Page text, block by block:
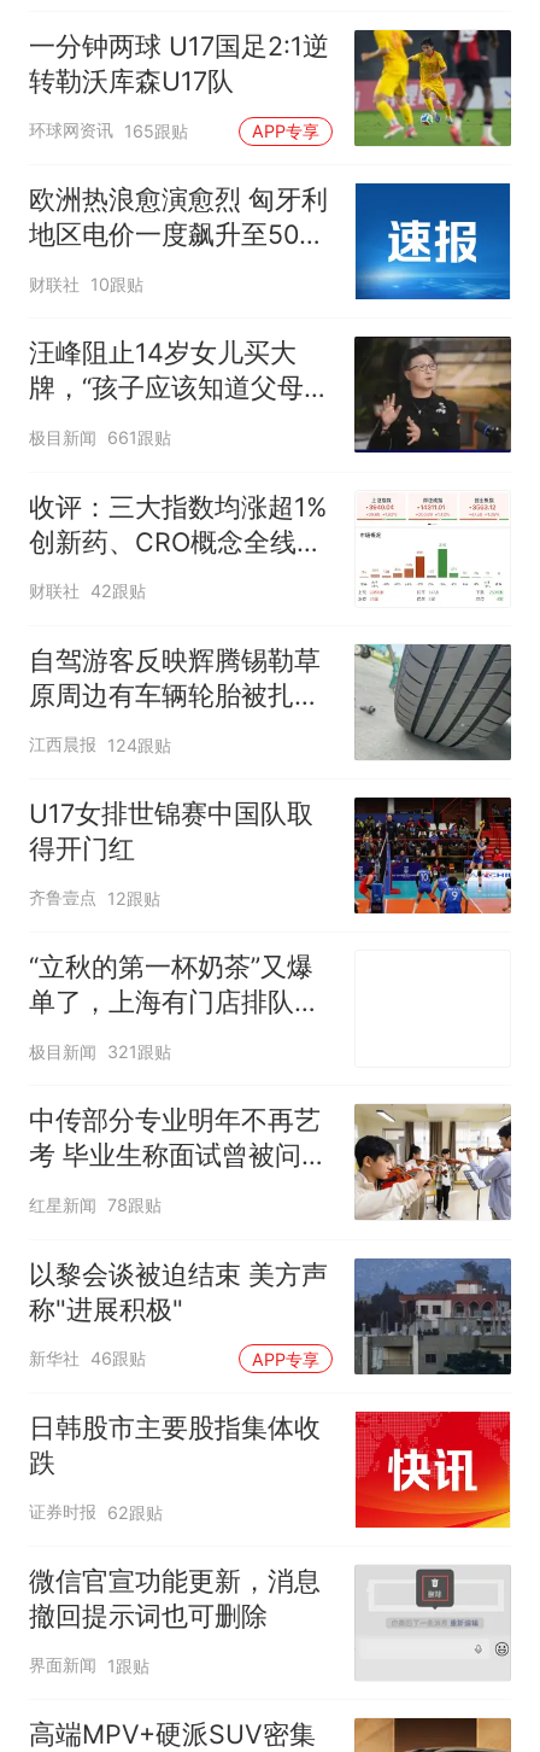
一分钟两球 U17国足2:1逆
转勒沃库森U17队
环球网资讯 165跟贴 APP专享
欧洲热浪愈演愈烈 匈牙利
地区电价一度飙升至500
欧元/兆瓦时
财联社 10跟贴
汪峰阻止14岁女儿买大
牌，“孩子应该知道父母的
不易”，称自己买衣服80%
极目新闻 661跟贴
收评：三大指数均涨超1%
创新药、CRO概念全线走
强
财联社 42跟贴
自驾游客反映辉腾锡勒草
原周边有车辆轮胎被扎，
修理店铺换胎价格高达千
元，官方发布情况通报
江西晨报 124跟贴
U17女排世锦赛中国队取
得开门红
齐鲁壹点 12跟贴
“立秋的第一杯奶茶”又爆
单了，上海有门店排队超
500杯，店员：今天奶茶
时
极目新闻 321跟贴
中传部分专业明年不再艺
考 毕业生称面试曾被问
“如何策划晚会” 专家：遏
红星新闻 78跟贴
以黎会谈被迫结束 美方声
称"进展积极"
新华社 46跟贴 APP专享
日韩股市主要股指集体收
跌
证券时报 62跟贴
微信官宣功能更新，消息
撤回提示词也可删除
界面新闻 1跟贴
高端MPV+硬派SUV密集